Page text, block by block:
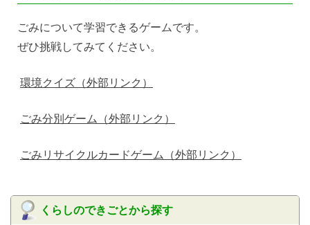
ごみについて学習できるゲームです。
ぜひ挑戦してみてください。
環境クイズ（外部リンク）
ごみ分別ゲーム（外部リンク）
ごみリサイクルカードゲーム（外部リンク）
くらしのできごとから探す